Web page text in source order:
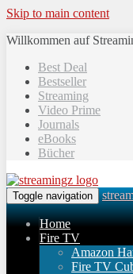
Skip to main content
Willkommen auf
Best Deal
Bestseller
Streaming
Video Prime
Journals
eBooks
Bücher
Toggle navigation
Home
Fire TV
Amazon
Fire TV